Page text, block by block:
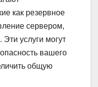
как резервное
сервером,
Эти услуги могут
вашего
общую